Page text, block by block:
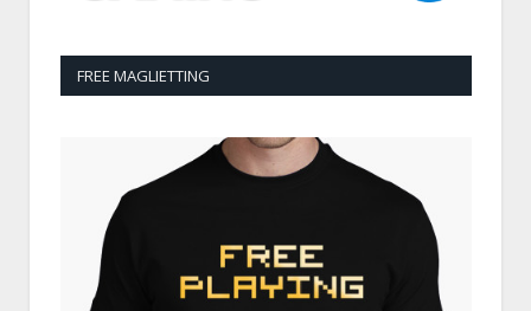
FREE MAGLIETTING